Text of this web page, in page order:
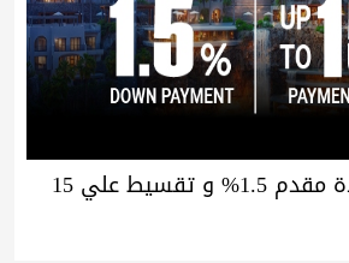
عرض لفترة محدودة مقدم 1.5% و تقسيط علي 15